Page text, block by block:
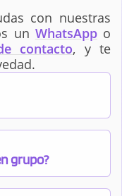
con nuestras
un WhatsAppo
contacto, y te
grupo?